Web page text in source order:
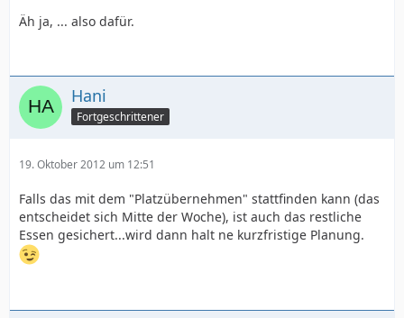
Äh ja, ... also dafür.
Hani
Fortgeschrittener
19. Oktober 2012 um 12:51
Falls das mit dem "Platzübernehmen" stattfinden kann (das
entscheidet sich Mitte der Woche), ist auch das restliche
Essen gesichert...wird dann halt ne kurzfristige Planung.